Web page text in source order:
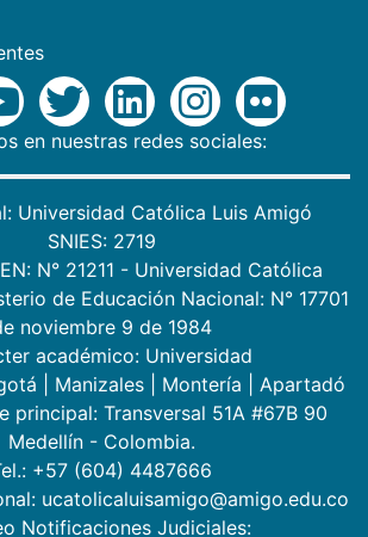
en nuestras redes sociales:
Universidad Católica Luis Amigó
SNIES: 2719
N° 21211 - Universidad Católica
de Educación Nacional: N° 17701
noviembre 9 de 1984
académico: Universidad
Manizales Montería
Apartadó
principal: Transversal 51A #67B 90
Medellín - Colombia.
+57 (604) 4487666
ucatolicaluisamigo@amigo.edu.co
Notificaciones Judiciales: